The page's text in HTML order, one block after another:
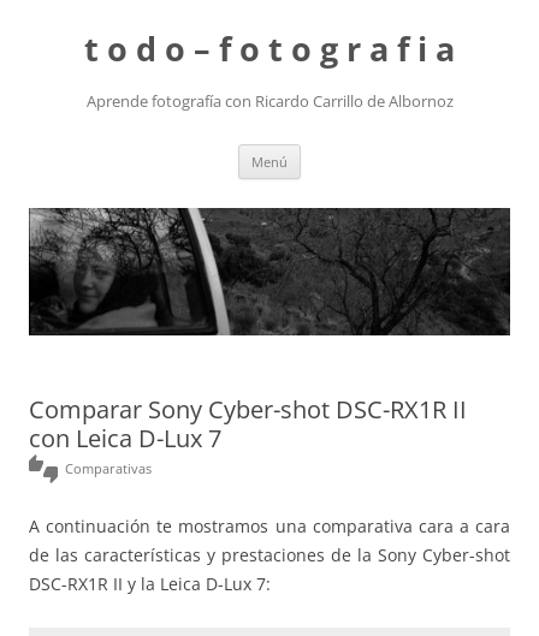
t o d o – f o t o g r a f i a
Aprende fotografía con Ricardo Carrillo de Albornoz
Menú
Comparar Sony Cyber-shot DSC-RX1R II
con Leica D-Lux 7
thumbs_up_down Comparativas
A continuación te mostramos una comparativa cara a cara
de las características y prestaciones de la Sony Cyber-shot
DSC-RX1R II y la Leica D-Lux 7: